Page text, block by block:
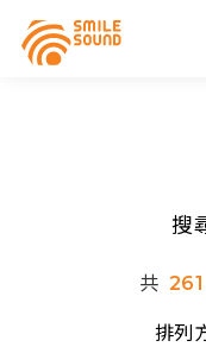
請選擇商品分類
搜
共 261